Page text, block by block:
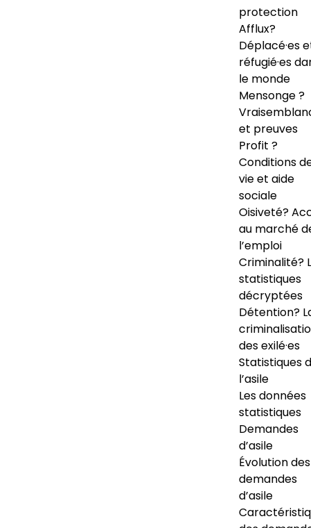
protection
Afflux?
Déplacé·es
réfugié·es
le monde
Mensonge ?
et preuves
Profit ?
Conditions
vie et aide
sociale
Oisiveté?
au marché
l’emploi
Criminalité?
statistiques
décryptées
Détention?
des exilé·es
Statistiques
l’asile
Les données
statistiques
Demandes
d’asile
Évolution des
demandes
d’asile